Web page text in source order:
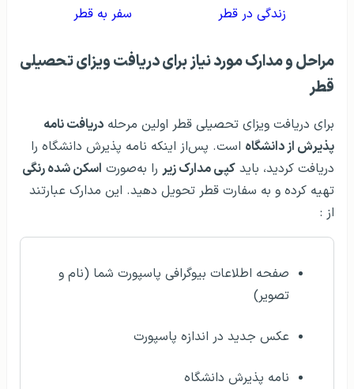
زندگی در قطر سفر به قطر
مراحل و مدارک مورد نیاز برای دریافت ویزای تحصیلی
قطر
برای دریافت ویزای تحصیلی قطر اولین مرحله دریافت نامه
پذیرش از دانشگاه است. پس‌از اینکه نامه پذیرش دانشگاه را
دریافت کردید، باید کپی مدارک زیر را به‌صورت اسکن شده رنگی
تهیه کرده و به سفارت قطر تحویل دهید. این مدارک عبارتند
از :
صفحه اطلاعات بیوگرافی پاسپورت شما (نام و
تصویر)
عکس جدید در اندازه پاسپورت
نامه پذیرش دانشگاه